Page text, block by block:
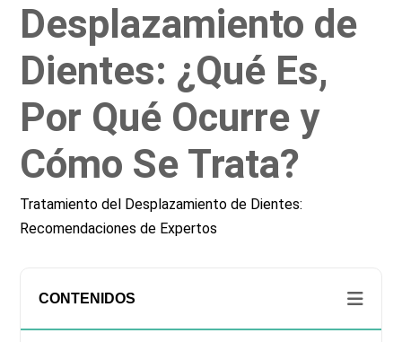
Desplazamiento de
Dientes: ¿Qué Es,
Por Qué Ocurre y
Cómo Se Trata?
Tratamiento del Desplazamiento de Dientes:
Recomendaciones de Expertos
CONTENIDOS